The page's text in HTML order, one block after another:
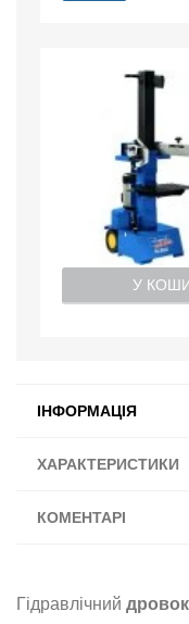
У
ІНФОРМАЦІЯ
ХАРАКТЕРИСТИКИ
КОМЕНТАРІ
Гідравлічний